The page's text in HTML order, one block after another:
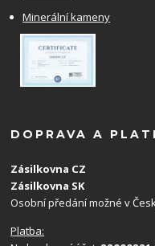
Minerální kameny
DOPRAVA A
Zásilkovna CZ
Zásilkovna SK
Osobní předání možné v
Platba: